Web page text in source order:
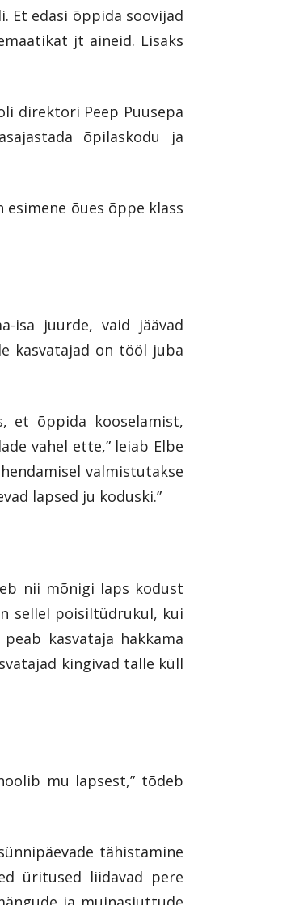
Et edasi õppida soovijad
jt aineid. Lisaks
direktori Peep Puusepa
õpilaskodu ja
õues õppe klass
isa juurde, vaid jäävad
kasvatajad on tööl juba
et õppida kooselamist,
vahel ette,” leiab Elbe
valmistutakse
lapsed ju koduski.”
nii mõnigi laps kodust
sellel poisiltüdrukul, kui
kasvataja hakkama
kingivad talle küll
mu lapsest,” tõdeb
tähistamine
üritused liidavad pere